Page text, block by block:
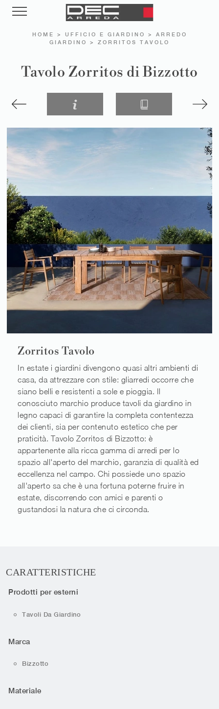
HOME > UFFICIO E GIARDINO > ARREDO
GIARDINO
> ZORRITOS TAVOLO
Tavolo Zorritos di Bizzotto
Zorritos Tavolo
In estate i giardini divengono quasi altri ambienti di
casa, da attrezzare con stile: gliarredi occorre che
siano belli e resistenti a sole e pioggia. Il
conosciuto marchio produce tavoli da giardino in
legno capaci di garantire la completa contentezza
dei clienti, sia per contenuto estetico che per
praticità. Tavolo Zorritos di Bizzotto: è
appartenente alla ricca gamma di arredi per lo
spazio all'aperto del marchio, garanzia di qualità ed
eccellenza nel campo. Chi possiede uno spazio
all'aperto sa che è una fortuna poterne fruire in
estate, discorrendo con amici e parenti o
gustandosi la natura che ci circonda.
CARATTERISTICHE
Prodotti per esterni
Tavoli Da Giardino
Marca
Bizzotto
Materiale